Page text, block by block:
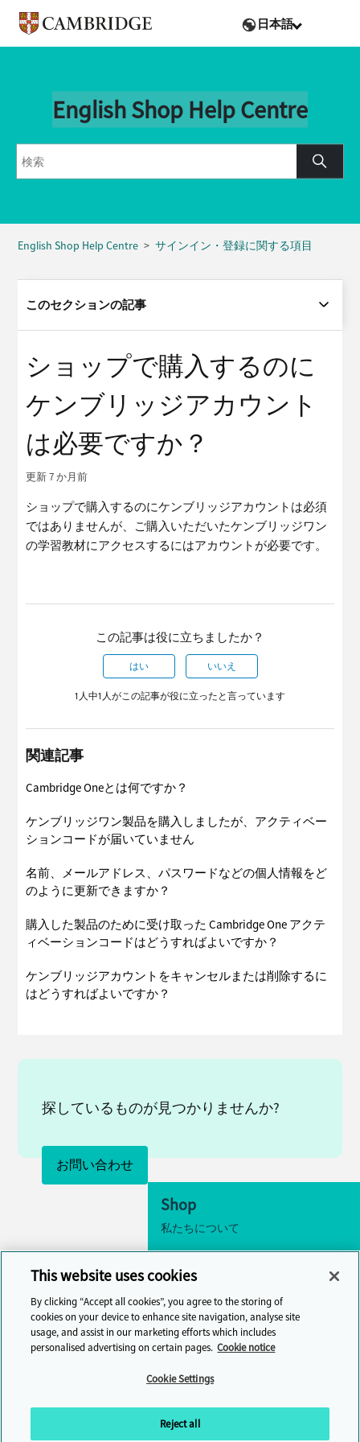
日本語
English Shop Help Centre
English Shop Help Centre サインイン・登録に関する項目
このセクションの記事
ショップで購入するのに
ケンブリッジアカウント
は必要ですか？
更新7 か月前
ショップで購入するのにケンブリッジアカウントは必須
ではありませんが、ご購入いただいたケンブリッジワン
の学習教材にアクセスするにはアカウントが必要です。
この記事は役に立ちましたか？
はい いいえ
1人中1人がこの記事が役に立ったと言っています
関連記事
Cambridge Oneとは何ですか？
ケンブリッジワン製品を購入しましたが、アクティベー
ションコードが届いていません
名前、メールアドレス、パスワードなどの個人情報をど
のように更新できますか？
購入した製品のために受け取った Cambridge One アクテ
ィベーションコードはどうすればよいですか？
ケンブリッジアカウントをキャンセルまたは削除するに
はどうすればよいですか？
探しているものが見つかりませんか?
お問い合わせ
Shop
私たちについて
お問い合わせ
ヘルプセンター
Cambridge One
ょう
This website uses cookies
By clicking “Accept all cookies”, you agree to the storing of
cookies on your device to enhance site navigation, analyse site
usage, and assist in our marketing efforts which includes
personalised advertising on certain pages. Cookie notice
Cookie Settings
Reject all